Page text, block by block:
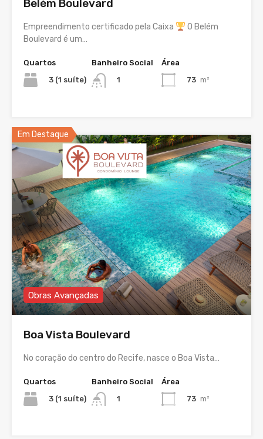
Belém Boulevard
Empreendimento certificado pela Caixa
O Belém
Boulevard é um…
Quartos
3 (1 suíte)
Banheiro Social
1
Área
73 m²
Em Destaque
Obras Avançadas
Boa Vista Boulevard
No coração do centro do Recife, nasce o Boa Vista…
Quartos
3 (1 suíte)
Banheiro Social
1
Área
73 m²